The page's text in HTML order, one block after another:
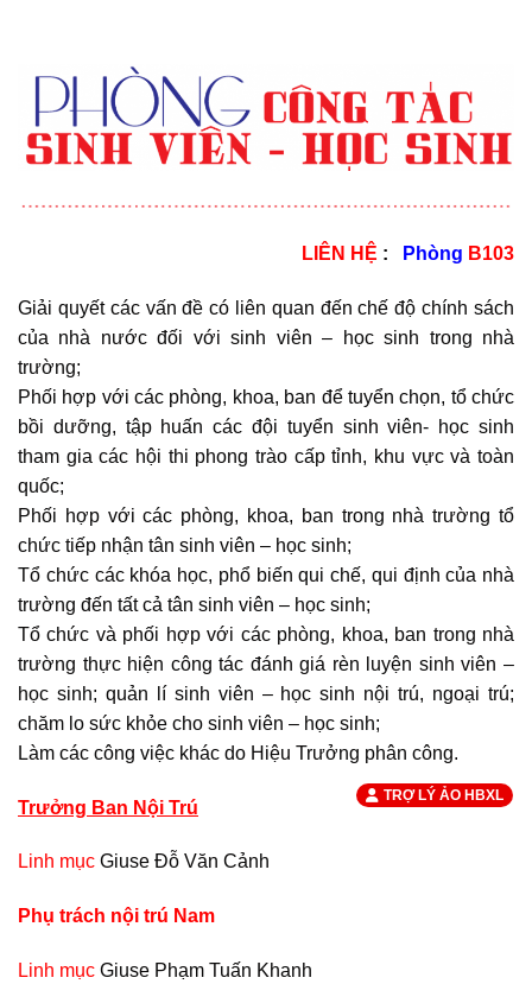
LIÊN HỆ : Phòng B103
Giải quyết các vấn đề có liên quan đến chế độ chính sách
của nhà nước đối với sinh viên – học sinh trong nhà
trường;
Phối hợp với các phòng, khoa, ban để tuyển chọn, tổ chức
bồi dưỡng, tập huấn các đội tuyển sinh viên- học sinh
tham gia các hội thi phong trào cấp tỉnh, khu vực và toàn
quốc;
Phối hợp với các phòng, khoa, ban trong nhà trường tổ
chức tiếp nhận tân sinh viên – học sinh;
Tổ chức các khóa học, phổ biến qui chế, qui định của nhà
trường đến tất cả tân sinh viên – học sinh;
Tổ chức và phối hợp với các phòng, khoa, ban trong nhà
trường thực hiện công tác đánh giá rèn luyện sinh viên –
học sinh; quản lí sinh viên – học sinh nội trú, ngoại trú;
chăm lo sức khỏe cho sinh viên – học sinh;
Làm các công việc khác do Hiệu Trưởng phân công.
Trưởng Ban Nội Trú
Linh mục Giuse Đỗ Văn Cảnh
Phụ trách nội trú Nam
Linh mục Giuse Phạm Tuấn Khanh
TRỢ LÝ ẢO HBXL